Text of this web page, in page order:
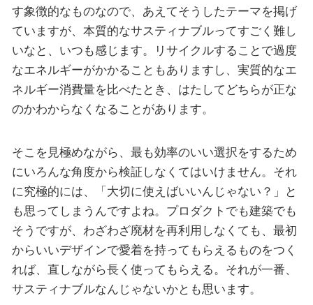
す象徴的なものなので、あえてそうしたテーマを掲げ
ていますが、本質的なサスティナブルってすごく難し
いなと、いつも感じます。リサイクルすることで過度
なエネルギーがかかることもありますし、実質的なエ
ネルギー消費量を比べたとき、はたしてどちらが正な
のかわからなくなることがあります。
そこを見極めながら、最も効率のいい選択をするため
にいろんな角度から検証しなくてはいけません。それ
に究極的には、「大切に使えばいいんじゃない？」と
も思ってしまうんですよね。プロダクトでも建築でも
そうですが、わざわざ廃材を再利用しなくても、最初
からいいデザインで愛着を持ってもらえるものをつく
れば、直しながら長く使ってもらえる。それが一番、
サスティナブルなんじゃないかとも思います。